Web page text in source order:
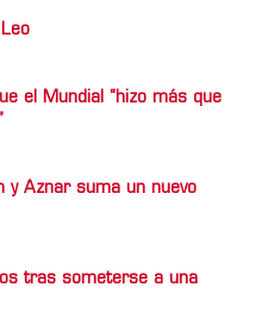
el Mundial “hizo más que
y Aznar suma un nuevo
tras someterse a una